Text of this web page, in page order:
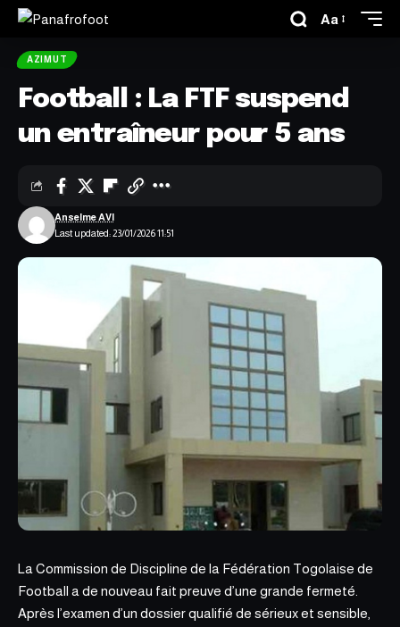
Aa
AZIMUT
Football : La FTF suspend
un entraîneur pour 5 ans
Last updated: 23/01/2026 11:51
Anselme AVI
La Commission de Discipline de la Fédération Togolaise de
Football a de nouveau fait preuve d’une grande fermeté.
Après l’examen d’un dossier qualifié de sérieux et sensible,